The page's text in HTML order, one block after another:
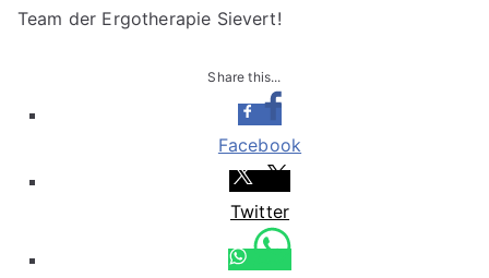
Team der Ergotherapie Sievert!
Share this...
Facebook
Twitter